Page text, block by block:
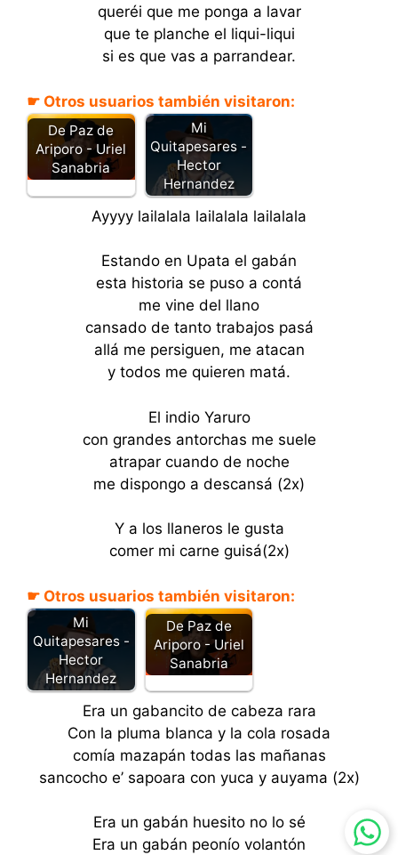
queréi que me ponga a lavar
que te planche el liqui-liqui
si es que vas a parrandear.
☛ Otros usuarios también visitaron:
De Paz de
Ariporo - Uriel
Sanabria
Mi
Quitapesares -
Hector
Hernandez
Ayyyy lailalala lailalala lailalala
Estando en Upata el gabán
esta historia se puso a contá
me vine del llano
cansado de tanto trabajos pasá
allá me persiguen, me atacan
y todos me quieren matá.
El indio Yaruro
con grandes antorchas me suele
atrapar cuando de noche
me dispongo a descansá (2x)
Y a los llaneros le gusta
comer mi carne guisá(2x)
☛ Otros usuarios también visitaron:
Mi
Quitapesares -
Hector
Hernandez
De Paz de
Ariporo - Uriel
Sanabria
Era un gabancito de cabeza rara
Con la pluma blanca y la cola rosada
comía mazapán todas las mañanas
sancocho e’ sapoara con yuca y auyama (2x)
Era un gabán huesito no lo sé
Era un gabán peonío volantón